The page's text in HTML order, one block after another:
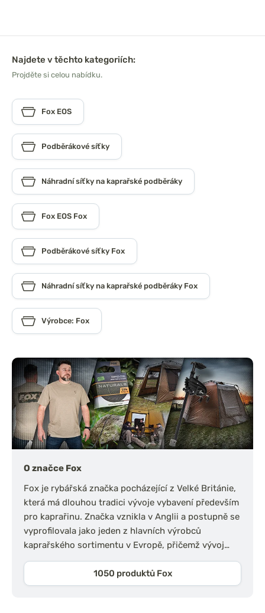
Najdete v těchto kategoriích:
Projděte si celou nabídku.
Fox EOS
Podběrákové síťky
Náhradní síťky na kaprařské podběráky
Fox EOS Fox
Podběrákové síťky Fox
Náhradní síťky na kaprařské podběráky Fox
Výrobce: Fox
O značce Fox
Fox je rybářská značka pocházející z Velké Británie,
která má dlouhou tradici vývoje vybavení především
pro kaprařinu. Značka vznikla v Anglii a postupně se
vyprofilovala jako jeden z hlavních výrobců
kaprařského sortimentu v Evropě, přičemž vývoj…
1050 produktů Fox